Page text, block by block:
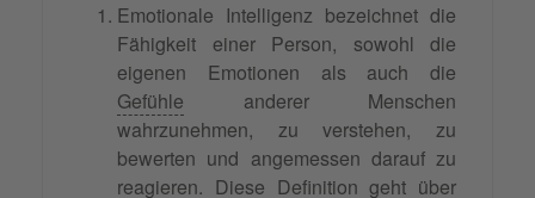
Emotionale Intelligenz bezeichnet die
Fähigkeit einer Person, sowohl die
eigenen Emotionen als auch die
Gefühle anderer Menschen
wahrzunehmen, zu verstehen, zu
bewerten und angemessen darauf zu
reagieren. Diese Definition geht über